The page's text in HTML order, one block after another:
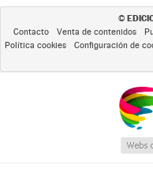
©
Contacto Venta de contenidos
Política cookies
Configuración de